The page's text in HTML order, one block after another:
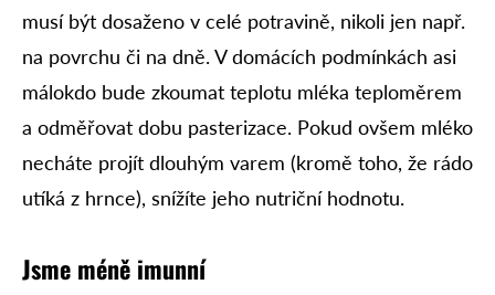
musí být dosaženo v celé potravině, nikoli jen např.
na povrchu či na dně. V domácích podmínkách asi
málokdo bude zkoumat teplotu mléka teploměrem
a odměřovat dobu pasterizace. Pokud ovšem mléko
necháte projít dlouhým varem (kromě toho, že rádo
utíká z hrnce), snížíte jeho nutriční hodnotu.
Jsme méně imunní